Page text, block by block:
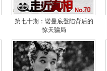
第七十期：诺曼底登陆背后的
惊天骗局